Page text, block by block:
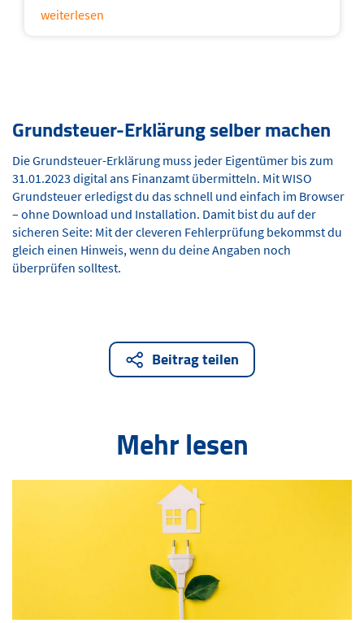
weiterlesen
Grundsteuer-Erklärung selber machen
Die Grundsteuer-Erklärung muss jeder Eigentümer bis zum
31.01.2023 digital ans Finanzamt übermitteln. Mit WISO
Grundsteuer erledigst du das schnell und einfach im Browser
– ohne Download und Installation. Damit bist du auf der
sicheren Seite: Mit der cleveren Fehlerprüfung bekommst du
gleich einen Hinweis, wenn du deine Angaben noch
überprüfen solltest.
Beitrag teilen
Mehr lesen